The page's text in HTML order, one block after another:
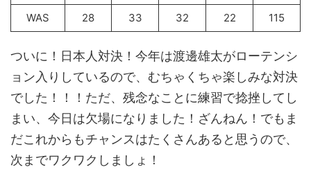
WAS 28 33 32 22 115
ついに！日本人対決！今年は渡邊雄太がローテンシ
ョン入りしているので、むちゃくちゃ楽しみな対決
でした！！！ただ、残念なことに練習で捻挫してし
まい、今日は欠場になりました！ざんねん！でもま
だこれからもチャンスはたくさんあると思うので、
次までワクワクしましょ！